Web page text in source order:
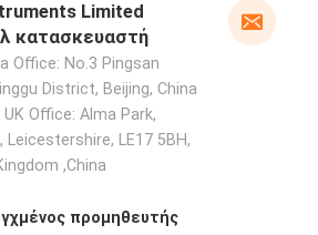
Limited
κατασκευαστή
Office: No.3 Pingsan
District, Beijing, China
UK Office: Alma Park,
LE17 5BH,
,China
προμηθευτής